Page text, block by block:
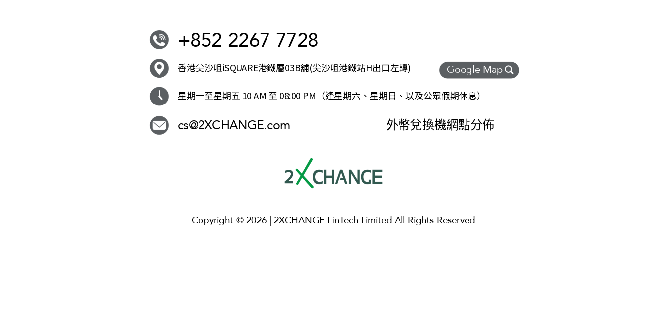
+852 2267 7728
香港尖沙咀iSQUARE港鐵層03B舖(尖沙咀港鐵站H出口左轉)
星期一至星期五 10 AM 至 08:00 PM（逢星期六、星期日、以及公眾假期休息）
cs@2XCHANGE.com 外幣兌換機網點分佈
Google Map
Copyright © 2026 | 2XCHANGE FinTech Limited All Rights Reserved